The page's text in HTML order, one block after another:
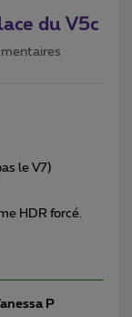
du V5c
le V7)
HDR forcé.
P